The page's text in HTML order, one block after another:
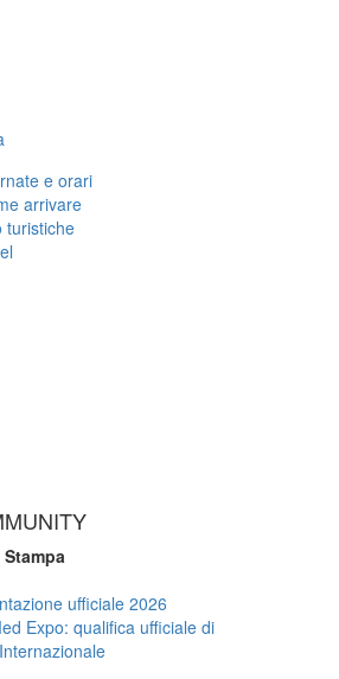
e orari
arrivare
turistiche
ufficiale 2026
Expo: qualifica ufficiale di